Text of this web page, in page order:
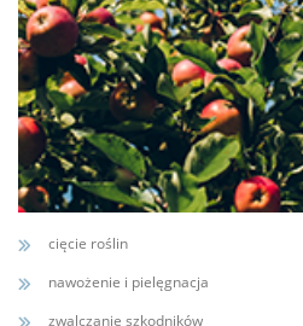
cięcie roślin
nawożenie i pielęgnacja
zwalczanie szkodników